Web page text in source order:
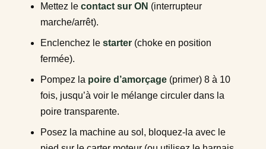
Mettez le contact sur ON (interrupteur
marche/arrêt).
Enclenchez le starter (choke en position
fermée).
Pompez la poire d’amorçage (primer) 8 à 10
fois, jusqu’à voir le mélange circuler dans la
poire transparente.
Posez la machine au sol, bloquez-la avec le